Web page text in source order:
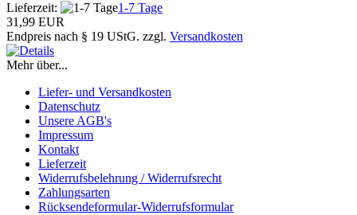
Lieferzeit:
1-7 Tage
31,99 EUR
Endpreis nach § 19 UStG. zzgl. Versandkosten
Mehr über...
Liefer- und Versandkosten
Datenschutz
Unsere AGB's
Impressum
Kontakt
Lieferzeit
Widerrufsbelehrung / Widerrufsrecht
Zahlungsarten
Rücksendeformular-Widerrufsformular